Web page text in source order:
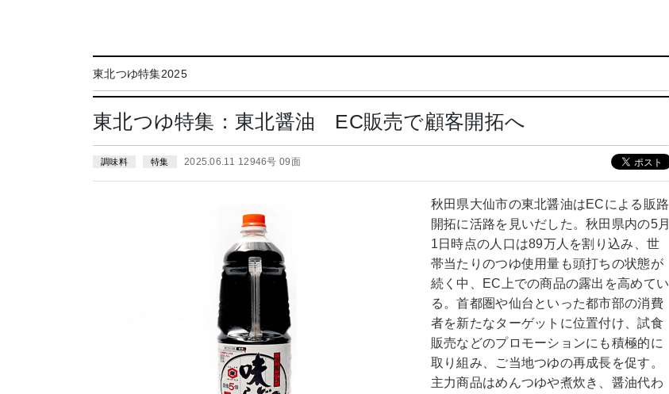
東北つゆ特集2025
東北つゆ特集：東北醤油 EC販売で顧客開拓へ
調味料 特集 2025.06.11 12946号 09面
秋田県大仙市の東北醤油はECによる販路
開拓に活路を見いだした。秋田県内の5月
1日時点の人口は89万人を割り込み、世
帯当たりのつゆ使用量も頭打ちの状態が
続く中、EC上での商品の露出を高めてい
る。首都圏や仙台といった都市部の消費
者を新たなターゲットに位置付け、試食
販売などのプロモーションにも積極的に
取り組み、ご当地つゆの再成長を促す。
主力商品はめんつゆや煮炊き、醤油代わ